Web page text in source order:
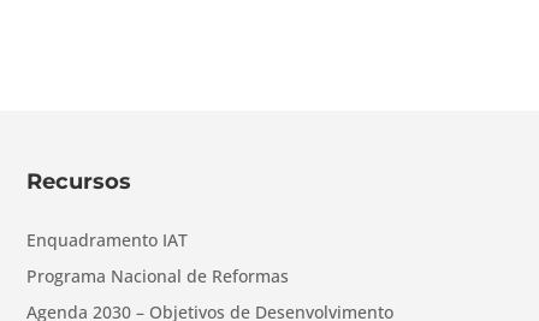
Recursos
Enquadramento IAT
Programa Nacional de Reformas
Agenda 2030 – Objetivos de Desenvolvimento